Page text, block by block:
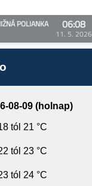
POLIANKA
06:08
11. 5. 2026
08-09 (holnap)
tól 21 °C
tól 23 °C
tól 24 °C